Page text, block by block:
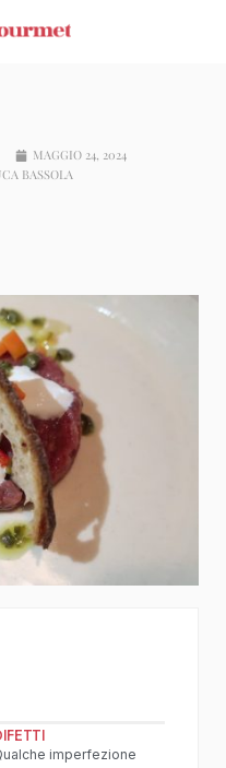
MAGGIO 24, 2024
BASSOLA
imperfezione